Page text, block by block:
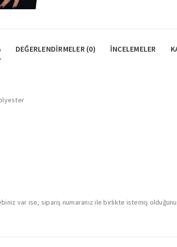
DEĞERLENDIRMELER (0) İNCELEMELER
var ise, sipariş numaranız ile birlikte istemiş